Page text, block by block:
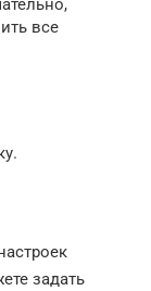
все
задать